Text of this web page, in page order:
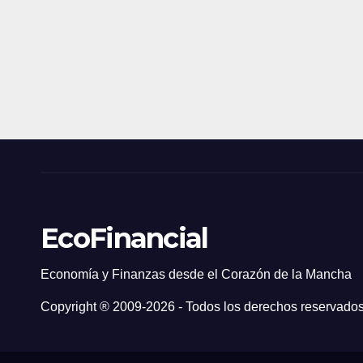
EcoFinancial
Economía y Finanzas desde el Corazón de la Mancha
Copyright ® 2009-2026 - Todos los derechos